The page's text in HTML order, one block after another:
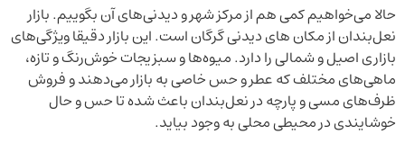
حالا می‌خواهیم کمی هم از مرکز شهر و دیدنی‌های آن بگوییم. بازار
نعل‌بندان از مکان های دیدنی گرگان است. این بازار دقیقا ویژگی‌های
بازاری اصیل و شمالی را دارد. میوه‌ها و سبزیجات خوش‌رنگ و تازه،
ماهی‌های مختلف که عطر و حس خاصی به بازار می‌دهند و فروش
ظرف‌های مسی و پارچه در نعل‌بندان باعث شده تا حس و حال
خوشایندی در محیطی محلی به وجود بیاید.